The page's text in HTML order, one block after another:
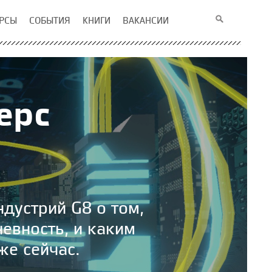
СОБЫТИЯ КНИГИ ВАКАНСИИ
G8 о том,
и каким
сейчас.